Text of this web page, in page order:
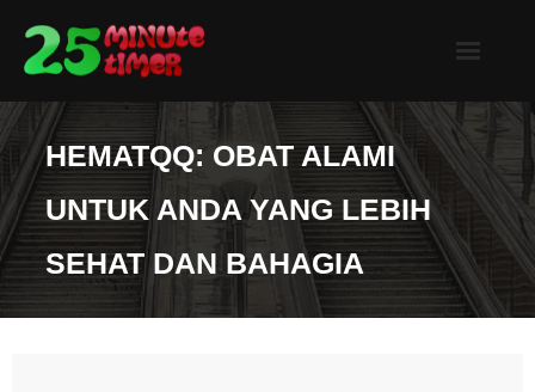
content
HEMATQQ: OBAT ALAMI
UNTUK ANDA YANG LEBIH
SEHAT DAN BAHAGIA